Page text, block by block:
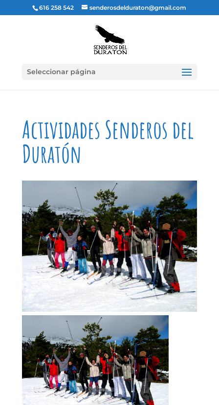
616 258 542 senderosdelduraton@gmail.com
Seleccionar página
Actividades Senderos del
Duratón